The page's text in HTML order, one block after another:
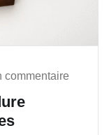
commentaire